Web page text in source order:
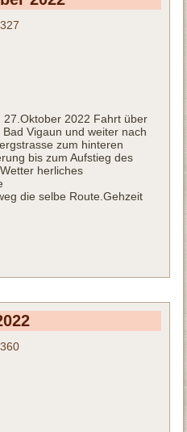
27.Oktober 2022 Fahrt über
Vigaun und weiter nach
zum hinteren
bis zum Aufstieg des
herliches
die selbe Route.Gehzeit